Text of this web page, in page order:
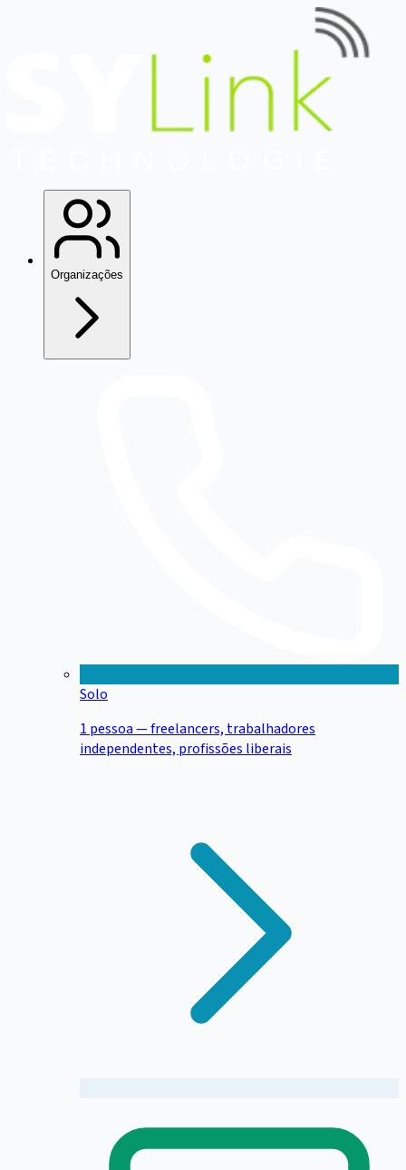
Organizações
Solo
1 pessoa — freelancers, trabalhadores
independentes, profissões liberais